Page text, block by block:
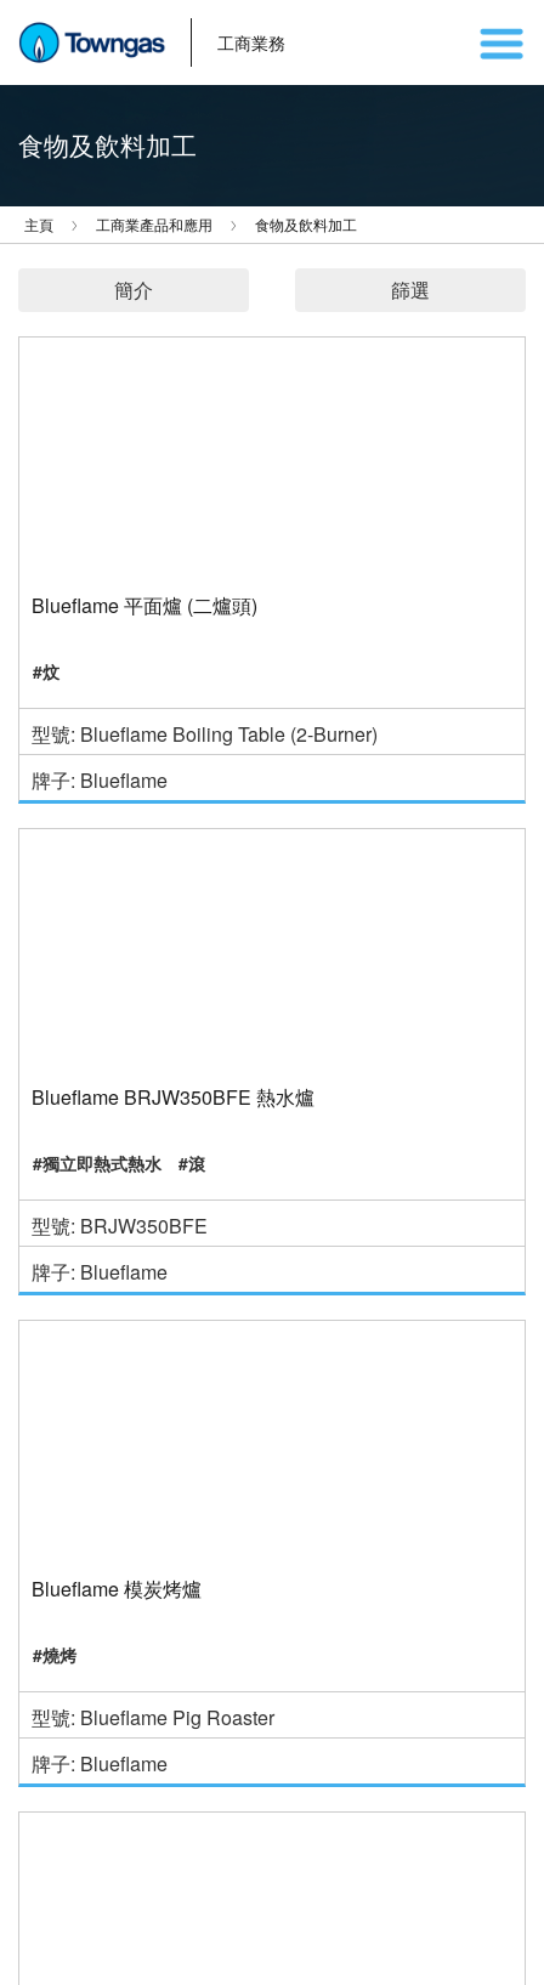
工商業務
食物及飲料加工
主頁 工商業產品和應用 食物及飲料加工
簡介 篩選
Blueflame 平面爐 (二爐頭)
#炆
型號: Blueflame Boiling Table (2-Burner)
牌子: Blueflame
Blueflame BRJW350BFE 熱水爐
#獨立即熱式熱水 #滾
型號: BRJW350BFE
牌子: Blueflame
Blueflame 模炭烤爐
#燒烤
型號: Blueflame Pig Roaster
牌子: Blueflame